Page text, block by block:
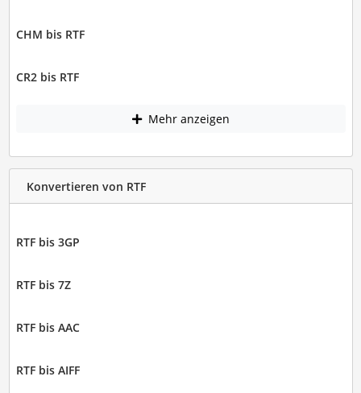
CHM bis RTF
CR2 bis RTF
Mehr anzeigen
Konvertieren von RTF
RTF bis 3GP
RTF bis 7Z
RTF bis AAC
RTF bis AIFF